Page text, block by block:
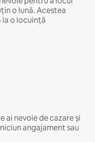
o lună. Acestea
o locuință
ai nevoie de cazare și
angajament sau